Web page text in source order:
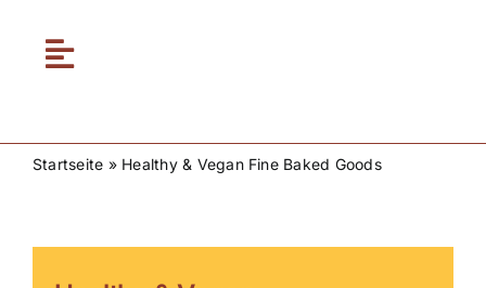
Toggle
Startseite » Healthy & Vegan Fine Baked Goods